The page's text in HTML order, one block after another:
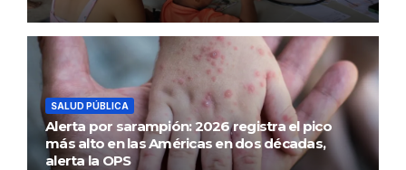
SALUD PÚBLICA
Alerta por sarampión: 2026 registra el pico
más alto en las Américas en dos décadas,
alerta la OPS